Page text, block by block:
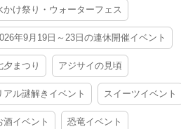
かけ祭り・ウォーターフェス
年9月19日～23日の連休開催イベント
夕まつり アジサイの見頃
アル謎解きイベント スイーツイベント
酒イベント 恐竜イベント